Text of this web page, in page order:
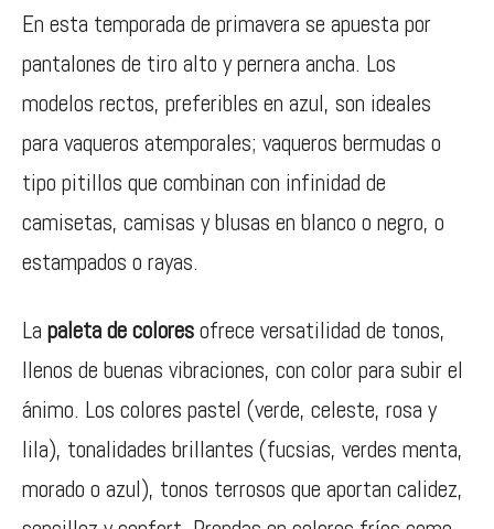
En esta temporada de primavera se apuesta por
pantalones de tiro alto y pernera ancha. Los
modelos rectos, preferibles en azul, son ideales
para vaqueros atemporales; vaqueros bermudas o
tipo pitillos que combinan con infinidad de
camisetas, camisas y blusas en blanco o negro, o
estampados o rayas.
La paleta de coloresofrece versatilidad de tonos,
llenos de buenas vibraciones, con color para subir el
ánimo. Los colores pastel (verde, celeste, rosa y
lila), tonalidades brillantes (fucsias, verdes menta,
morado o azul), tonos terrosos que aportan calidez,